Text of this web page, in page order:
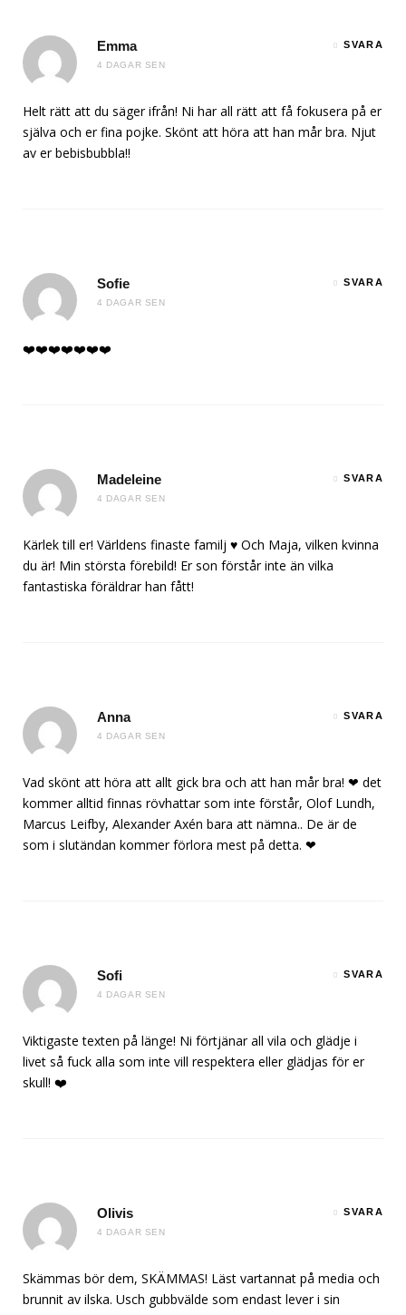
Emma
4 DAGAR SEN
SVARA
Helt rätt att du säger ifrån! Ni har all rätt att få fokusera på er
själva och er fina pojke. Skönt att höra att han mår bra. Njut
av er bebisbubbla!!
Sofie
4 DAGAR SEN
SVARA
❤️❤️❤️❤️❤️❤️❤️
Madeleine
4 DAGAR SEN
SVARA
Kärlek till er! Världens finaste familj ♥️ Och Maja, vilken kvinna
du är! Min största förebild! Er son förstår inte än vilka
fantastiska föräldrar han fått!
Anna
4 DAGAR SEN
SVARA
Vad skönt att höra att allt gick bra och att han mår bra! ❤ det
kommer alltid finnas rövhattar som inte förstår, Olof Lundh,
Marcus Leifby, Alexander Axén bara att nämna.. De är de
som i slutändan kommer förlora mest på detta. ❤
Sofi
4 DAGAR SEN
SVARA
Viktigaste texten på länge! Ni förtjänar all vila och glädje i
livet så fuck alla som inte vill respektera eller glädjas för er
skull! ❤️
Olivis
4 DAGAR SEN
SVARA
Skämmas bör dem, SKÄMMAS! Läst vartannat på media och
brunnit av ilska. Usch gubbvälde som endast lever i sin